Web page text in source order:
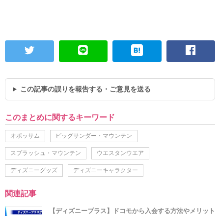
この記事の誤りを報告する・ご意見を送る
このまとめに関するキーワード
オポッサム ビッグサンダー・マウンテン
スプラッシュ・マウンテン ウエスタンウエア
ディズニーグッズ ディズニーキャラクター
関連記事
【ディズニープラス】ドコモから入会する方法やメリット